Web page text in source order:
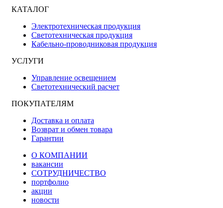
КАТАЛОГ
Электротехническая продукция
Светотехническая продукция
Кабельно-проводниковая продукция
УСЛУГИ
Управление освещением
Светотехнический расчет
ПОКУПАТЕЛЯМ
Доставка и оплата
Возврат и обмен товара
Гарантии
О КОМПАНИИ
вакансии
СОТРУДНИЧЕСТВО
портфолио
акции
новости